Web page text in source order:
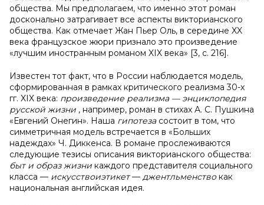
общества. Мы предполагаем, что именно этот роман
досконально затрагивает все аспекты викторианского
общества. Как отмечает Жан Пьер Оль, в середине XX
века французское жюри признало это произведение
«лучшим иностранным романом XIX века» [3, с. 216].
Известен тот факт, что в России наблюдается модель,
сформированная в рамках критического реализма 30-х
гг. XIX века: произведение реализма — энциклопедия
русской жизни , например, роман в стихах А. С. Пушкина
«Евгений Онегин». Наша гипотеза состоит в том, что
симметричная модель встречается в «Больших
надеждах» Ч. Диккенса. В романе прослеживаются
следующие тезисы описания викторианского общества:
быт и образ жизни каждого представителя социального
класса — искусствоиэтикет— джентльменствокак
национальная английская идея.